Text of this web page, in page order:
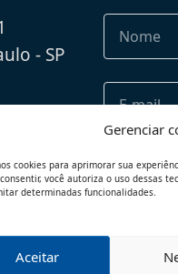
Gerenciar
cookies para aprimorar sua
você autoriza o uso dessas
determinadas funcionalidades.
Aceitar
- SP